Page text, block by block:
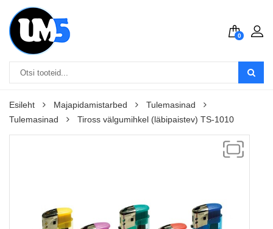
0
Esileht Majapidamistarbed
Tulemasinad
Tulemasinad
Tiross välgumihkel (läbipaistev) TS-1010